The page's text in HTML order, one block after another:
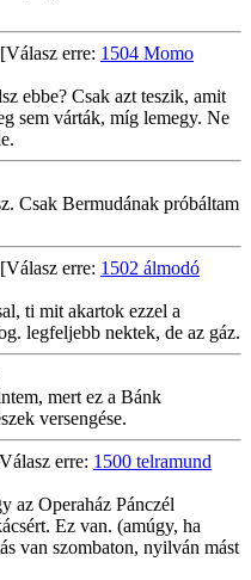
[Válasz erre: 1504 Momo
ebbe? Csak azt teszik, amit
sem várták, míg lemegy. Ne
Csak Bermudának próbáltam
[Válasz erre: 1502 álmodó
ti mit akartok ezzel a
legfeljebb nektek, de az gáz.
mert ez a Bánk
versengése.
erre: 1500 telramund
az Operaház Pánczél
Ez van. (amúgy, ha
van szombaton, nyilván mást